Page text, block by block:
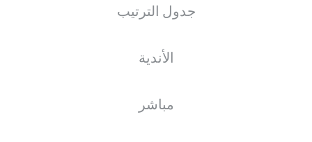
جدول الترتيب
الأندية
مباشر